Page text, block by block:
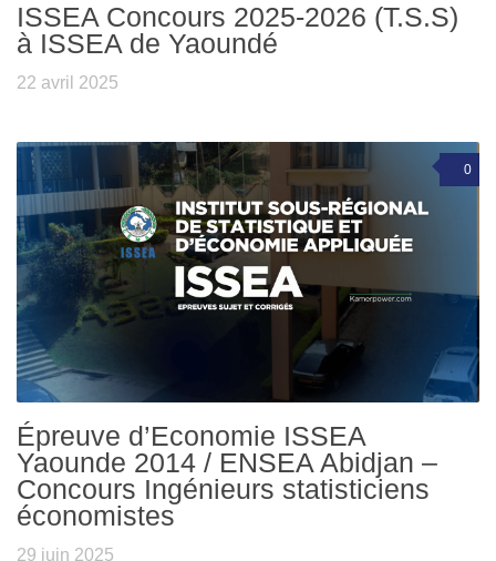
ISSEA Concours 2025-2026 (T.S.S)
à ISSEA de Yaoundé
22 avril 2025
0
Épreuve d’Economie ISSEA
Yaounde 2014 / ENSEA Abidjan –
Concours Ingénieurs statisticiens
économistes
29 juin 2025